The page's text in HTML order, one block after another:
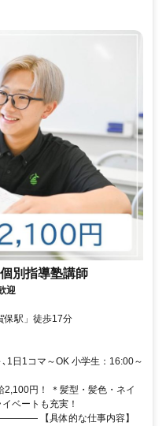
別指導塾講師
迎
保駅」徒歩17分
1日1コマ～OK 小学生：16:00～
円！ ＊髪型・髪色・ネイ
ベートも充実！
具体的な仕事内容】